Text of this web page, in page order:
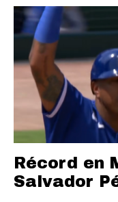
Récord en
Salvador